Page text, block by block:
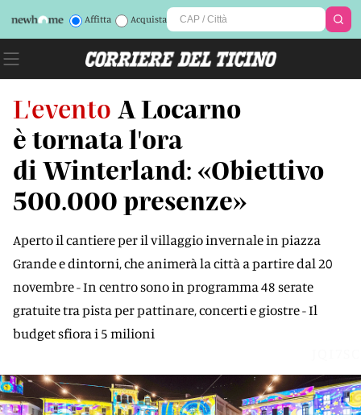
Affitta Acquista
L'evento A Locarno
è tornata l'ora
di Winterland: «Obiettivo
500.000 presenze»
Aperto il cantiere per il villaggio invernale in piazza
Grande e dintorni, che animerà la città a partire dal 20
novembre - In centro sono in programma 48 serate
gratuite tra pista per pattinare, concerti e giostre - Il
budget sfiora i 5 milioni